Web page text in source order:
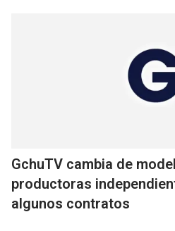
GchuTV cambia de
productoras
algunos contratos